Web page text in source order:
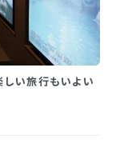
い旅行もいよい